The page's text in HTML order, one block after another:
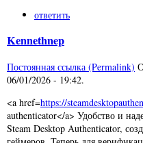
ответить
Kennethnep
Постоянная ссылка (Permalink)
06/01/2026 - 19:42.
<a href=https://
authenticator</a> Удобство и
Steam Desktop Authenticator,